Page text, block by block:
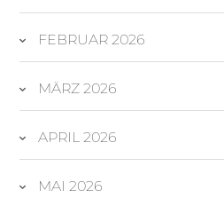
FEBRUAR 2026
MÄRZ 2026
APRIL 2026
MAI 2026